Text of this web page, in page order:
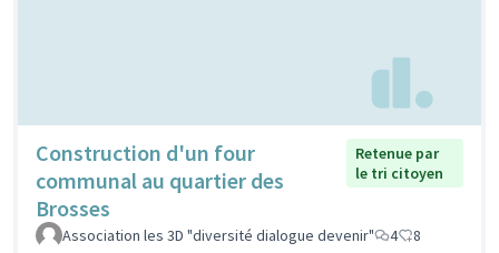
Construction d'un four
communal au quartier des
Brosses
Retenue par
le tri citoyen
Association les 3D "diversité dialogue devenir" 4 8